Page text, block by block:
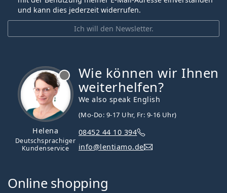
Ich will den Newsletter.
und kann dies jederzeit widerrufen.
Helena
Deutschsprachiger
Kundenservice
Wie können wir Ihnen
weiterhelfen?
We also speak English
(Mo-Do: 9-17 Uhr, Fr: 9-16 Uhr)
08452 44 10 394
info@lentiamo.de
Online shopping